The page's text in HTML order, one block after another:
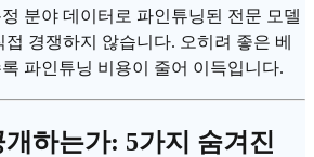
분야 데이터로 파인튜닝된 전문 모델
경쟁하지 않습니다. 오히려 좋은 베
파인튜닝 비용이 줄어 이득입니다.
하는가: 5가지 숨겨진